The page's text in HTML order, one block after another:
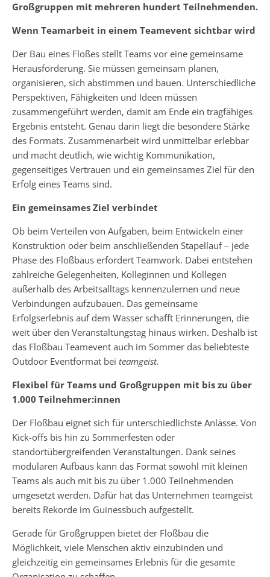
Großgruppen mit mehreren hundert Teilnehmenden.
Wenn Teamarbeit in einem Teamevent sichtbar wird
Der Bau eines Floßes stellt Teams vor eine gemeinsame
Herausforderung. Sie müssen gemeinsam planen,
organisieren, sich abstimmen und bauen. Unterschiedliche
Perspektiven, Fähigkeiten und Ideen müssen
zusammengeführt werden, damit am Ende ein tragfähiges
Ergebnis entsteht. Genau darin liegt die besondere Stärke
des Formats. Zusammenarbeit wird unmittelbar erlebbar
und macht deutlich, wie wichtig Kommunikation,
gegenseitiges Vertrauen und ein gemeinsames Ziel für den
Erfolg eines Teams sind.
Ein gemeinsames Ziel verbindet
Ob beim Verteilen von Aufgaben, beim Entwickeln einer
Konstruktion oder beim anschließenden Stapellauf – jede
Phase des Floßbaus erfordert Teamwork. Dabei entstehen
zahlreiche Gelegenheiten, Kolleginnen und Kollegen
außerhalb des Arbeitsalltags kennenzulernen und neue
Verbindungen aufzubauen. Das gemeinsame
Erfolgserlebnis auf dem Wasser schafft Erinnerungen, die
weit über den Veranstaltungstag hinaus wirken. Deshalb ist
das Floßbau Teamevent auch im Sommer das beliebteste
Outdoor Eventformat bei teamgeist.
Flexibel für Teams und Großgruppen mit bis zu über
1.000 Teilnehmer:innen
Der Floßbau eignet sich für unterschiedlichste Anlässe. Von
Kick-offs bis hin zu Sommerfesten oder
standortübergreifenden Veranstaltungen. Dank seines
modularen Aufbaus kann das Format sowohl mit kleinen
Teams als auch mit bis zu über 1.000 Teilnehmenden
umgesetzt werden. Dafür hat das Unternehmen teamgeist
bereits Rekorde im Guinessbuch aufgestellt.
Gerade für Großgruppen bietet der Floßbau die
Möglichkeit, viele Menschen aktiv einzubinden und
gleichzeitig ein gemeinsames Erlebnis für die gesamte